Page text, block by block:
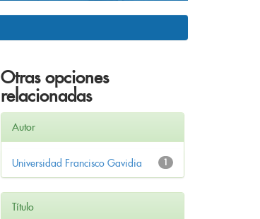
Otras opciones
relacionadas
Autor
1
Universidad Francisco Gavidia
Título